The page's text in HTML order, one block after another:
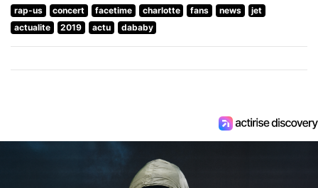
rap-us concert facetime charlotte fans news
jet
actualite
2019 actu dababy